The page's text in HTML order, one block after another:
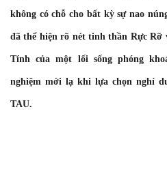
không có chỗ cho bất kỳ sự nao
đã thể hiện rõ nét tinh thần Rực Rỡ
Tính của một lối sống phóng
nghiệm mới lạ khi lựa chọn nghỉ
TAU.